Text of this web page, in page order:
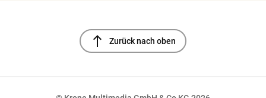
north Zurück nach oben